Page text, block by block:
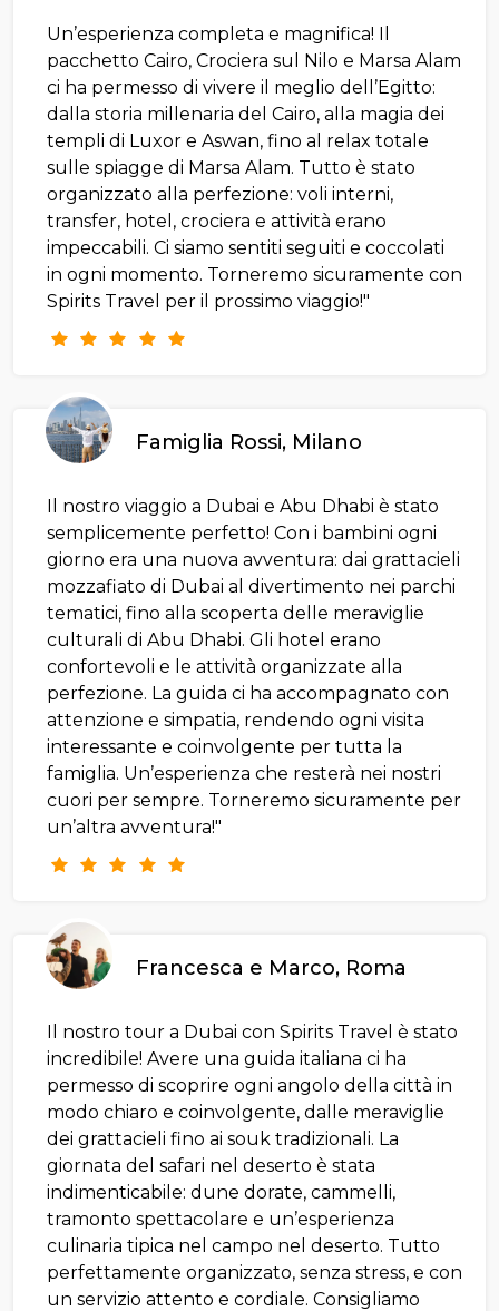
Un’esperienza completa e magnifica! Il
pacchetto Cairo, Crociera sul Nilo e Marsa Alam
ci ha permesso di vivere il meglio dell’Egitto:
dalla storia millenaria del Cairo, alla magia dei
templi di Luxor e Aswan, fino al relax totale
sulle spiagge di Marsa Alam. Tutto è stato
organizzato alla perfezione: voli interni,
transfer, hotel, crociera e attività erano
impeccabili. Ci siamo sentiti seguiti e coccolati
in ogni momento. Torneremo sicuramente con
Spirits Travel per il prossimo viaggio!"
Famiglia Rossi, Milano
Il nostro viaggio a Dubai e Abu Dhabi è stato
semplicemente perfetto! Con i bambini ogni
giorno era una nuova avventura: dai grattacieli
mozzafiato di Dubai al divertimento nei parchi
tematici, fino alla scoperta delle meraviglie
culturali di Abu Dhabi. Gli hotel erano
confortevoli e le attività organizzate alla
perfezione. La guida ci ha accompagnato con
attenzione e simpatia, rendendo ogni visita
interessante e coinvolgente per tutta la
famiglia. Un’esperienza che resterà nei nostri
cuori per sempre. Torneremo sicuramente per
un’altra avventura!"
Francesca e Marco, Roma
Il nostro tour a Dubai con Spirits Travel è stato
incredibile! Avere una guida italiana ci ha
permesso di scoprire ogni angolo della città in
modo chiaro e coinvolgente, dalle meraviglie
dei grattacieli fino ai souk tradizionali. La
giornata del safari nel deserto è stata
indimenticabile: dune dorate, cammelli,
tramonto spettacolare e un’esperienza
culinaria tipica nel campo nel deserto. Tutto
perfettamente organizzato, senza stress, e con
un servizio attento e cordiale. Consigliamo